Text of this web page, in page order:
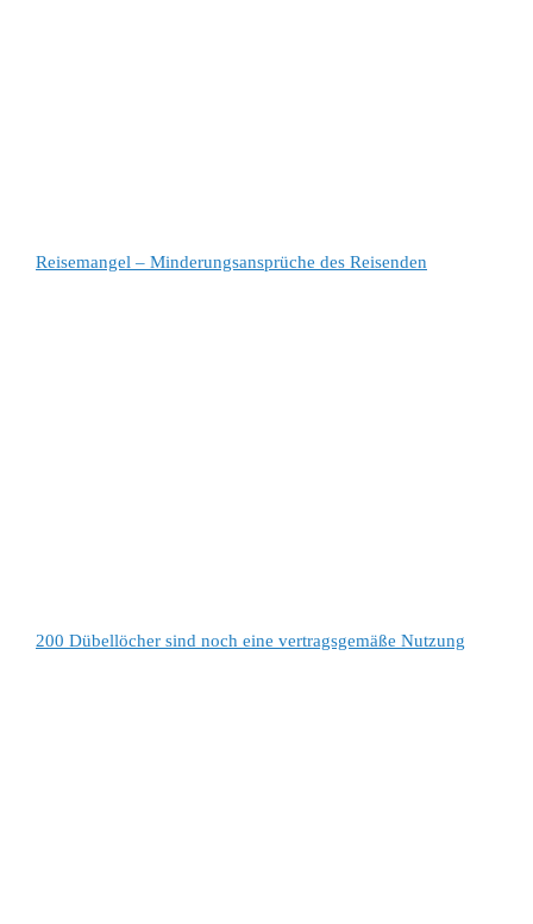
Reisemangel – Minderungsansprüche des Reisenden
200 Dübellöcher sind noch eine vertragsgemäße Nutzung